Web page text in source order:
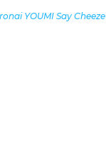
YOUMI Say Cheeze